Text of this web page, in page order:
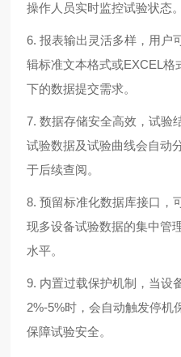
操作人员实时监控试验状态。
6.报表输出灵活多样，用户
辑标准文本格式或EXCEL
下的数据提交需求。
7.数据存储安全高效，试验
试验数据及试验曲线会自动
于后续查阅。
8.预留标准化数据库接口，
现多设备试验数据的集中管
水平。
9. 内置过载保护机制，当设
2%-5%时，会自动触发停机
保障试验安全。